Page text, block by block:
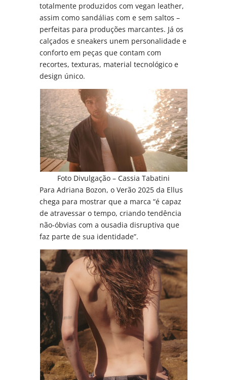
totalmente produzidos com vegan leather,
assim como sandálias com e sem saltos –
perfeitas para produções marcantes. Já os
calçados e sneakers unem personalidade e
conforto em peças que contam com
recortes, texturas, material tecnológico e
design único.
Foto Divulgação – Cassia Tabatini
Para Adriana Bozon, o Verão 2025 da Ellus
chega para mostrar que a marca “é capaz
de atravessar o tempo, criando tendência
não-óbvias com a ousadia disruptiva que
faz parte de sua identidade”.